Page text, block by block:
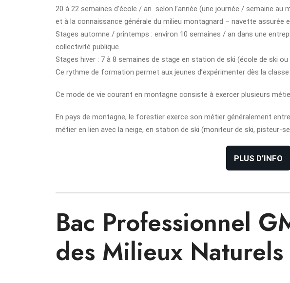
20 à 22 semaines d’école / an selon l’année (une journée / semaine
et à la connaissance générale du milieu montagnard – navette assurée
Stages automne / printemps : environ 10 semaines / an dans une
collectivité publique.
Stages hiver : 7 à 8 semaines de stage en station de ski (école de ski
Ce rythme de formation permet aux jeunes d’expérimenter dès la
Ce mode de vie courant en montagne consiste à exercer plusieurs
En pays de montagne, le forestier exerce son métier généralement
métier en lien avec la neige, en station de ski (moniteur de ski, pisteur-
PLUS D’INFO
Bac Professionnel
des Milieux